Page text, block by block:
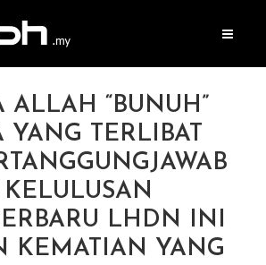
ALLAH “BUNUH”
YANG TERLIBAT
KELULUSAN
LHDN INI
KEMATIAN YANG